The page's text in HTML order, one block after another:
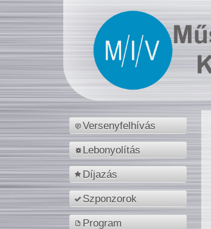
Versenyfelhívás
Lebonyolítás
Díjazás
Szponzorok
Program